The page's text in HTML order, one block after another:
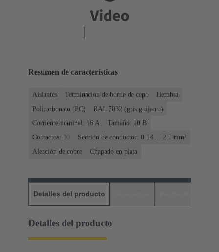
Resumen de características
Aislantes Terminación de borne de cepo
Hembra
Policarbonato (PC)
RAL 7032 (gris guijarro)
Corriente nominal: ‌16 A
Tamaño: 10 B
Contactos: 10
Sección de conductor: 0.14 ... 2.5 mm²
Aleación de cobre
Chapado en plata
Detalles del producto
Detalles del producto